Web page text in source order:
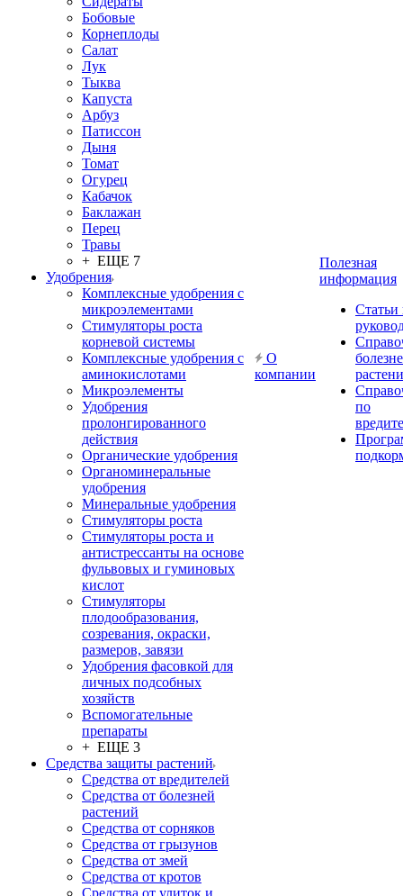
Бобовые
Корнеплоды
Салат
Лук
Тыква
Капуста
Арбуз
Патиссон
Дыня
Томат
Огурец
Кабачок
Баклажан
Перец
Травы
+ ЕЩЕ 7
Удобрения
Комплексные удобрения с
микроэлементами
Стимуляторы роста
корневой системы
Комплексные удобрения с
аминокислотами
Микроэлементы
Удобрения
пролонгированного
действия
Органические удобрения
Органоминеральные
удобрения
Минеральные удобрения
Стимуляторы роста
Стимуляторы роста и
антистрессанты на основе
фульвовых и гуминовых
кислот
Стимуляторы
плодообразования,
созревания, окраски,
размеров, завязи
Удобрения фасовкой для
личных подсобных
хозяйств
Вспомогательные
препараты
+ ЕЩЕ 3
Средства защиты растений
Средства от вредителей
Средства от болезней
растений
Средства от сорняков
Средства от грызунов
Средства от змей
Средства от кротов
Средства от улиток и
О
компании
Полезная
информация
Статьи
по